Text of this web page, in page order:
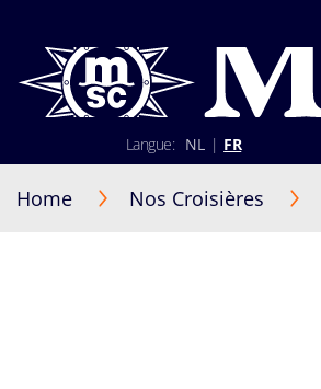
Langue: NL | FR
02 401 89 30
+352 2 730 22 22 (Luxembourg)
Home Nos Croisières